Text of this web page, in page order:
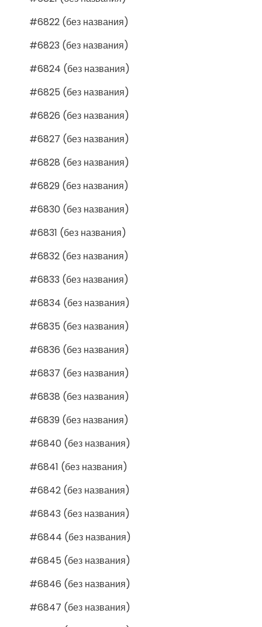
#6822 (без названия)
#6823 (без названия)
#6824 (без названия)
#6825 (без названия)
#6826 (без названия)
#6827 (без названия)
#6828 (без названия)
#6829 (без названия)
#6830 (без названия)
#6831 (без названия)
#6832 (без названия)
#6833 (без названия)
#6834 (без названия)
#6835 (без названия)
#6836 (без названия)
#6837 (без названия)
#6838 (без названия)
#6839 (без названия)
#6840 (без названия)
#6841 (без названия)
#6842 (без названия)
#6843 (без названия)
#6844 (без названия)
#6845 (без названия)
#6846 (без названия)
#6847 (без названия)